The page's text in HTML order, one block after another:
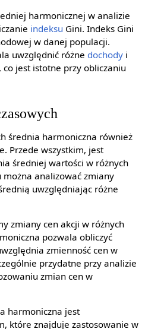
harmonicznej w analizie
indeksu Gini. Indeks Gini
w danej populacji.
uwzględnić różne dochodyi
jest istotne przy obliczaniu
średnia harmoniczna również
Przede wszystkim, jest
średniej wartości w różnych
można analizować zmiany
uwzględniając różne
zmiany cen akcji w różnych
pozwala obliczyć
zmienność cen w
przydatne przy analizie
zmian cen w
harmoniczna jest
które znajduje zastosowanie w